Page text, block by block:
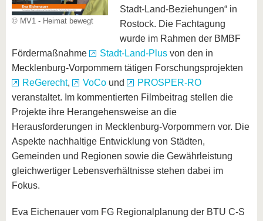
© MV1 - Heimat bewegt
Stadt-Land-Beziehungen“ in
Rostock. Die Fachtagung
wurde im Rahmen der BMBF
Fördermaßnahme
Stadt-Land-Plus von den in
Mecklenburg-Vorpommern tätigen Forschungsprojekten
ReGerecht, VoCo und
PROSPER-RO
veranstaltet. Im kommentierten Filmbeitrag stellen die
Projekte ihre Herangehensweise an die
Herausforderungen in Mecklenburg-Vorpommern vor. Die
Aspekte nachhaltige Entwicklung von Städten,
Gemeinden und Regionen sowie die Gewährleistung
gleichwertiger Lebensverhältnisse stehen dabei im
Fokus.
Eva Eichenauer vom FG Regionalplanung der BTU C-S